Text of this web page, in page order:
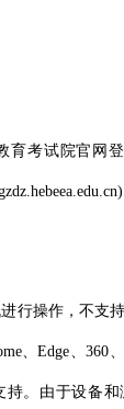
考试院官网登
操作，不支持
、Edge、360
持。由于设备